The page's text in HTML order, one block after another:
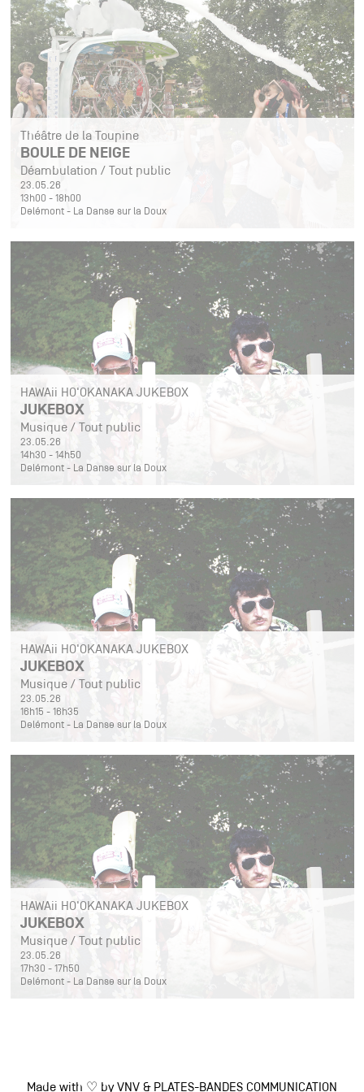
Théâtre de la Toupine
BOULE DE NEIGE
Déambulation / Tout public
23.05.26
13h00 - 18h00
Delémont - La Danse sur la Doux
HAWAii HO'OKANAKA JUKEBOX
JUKEBOX
Musique / Tout public
23.05.26
14h30 - 14h50
Delémont - La Danse sur la Doux
HAWAii HO'OKANAKA JUKEBOX
JUKEBOX
Musique / Tout public
23.05.26
16h15 - 16h35
Delémont - La Danse sur la Doux
HAWAii HO'OKANAKA JUKEBOX
JUKEBOX
Musique / Tout public
23.05.26
17h30 - 17h50
Delémont - La Danse sur la Doux
Made with ♡ by VNV & PLATES-BANDES COMMUNICATION